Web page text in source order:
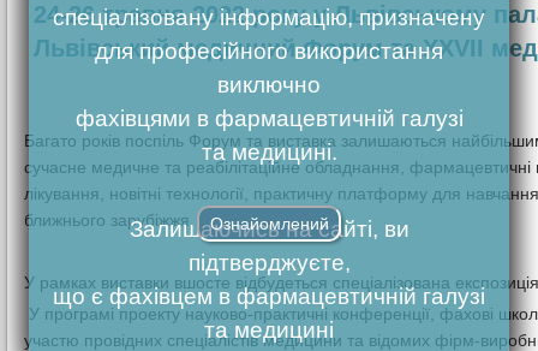
24-26 травня 2022 року у Львівському
Львівський медичний Форум та XXVII
Багато років поспіль Форум та виставка залишаються
сучасне медичне та реабілітаційне обладнання,
лікування, новітні технології, практичну платформу для
ближнього зарубіжжя.
У рамках виставки вшосте відбудеться спеціалізована
У програмі проекту науково-практичні конференції, фахові
участю провідних спеціалістів медицини та відомих фірм-
спеціалізовану інформацію, призначену
для професійного використання
виключно
фахівцями в фармацевтичній галузі
та медицині.
Залишаючись на сайті, ви
підтверджуєте,
що є фахівцем в фармацевтичній галузі
та медицині
Ознайомлений